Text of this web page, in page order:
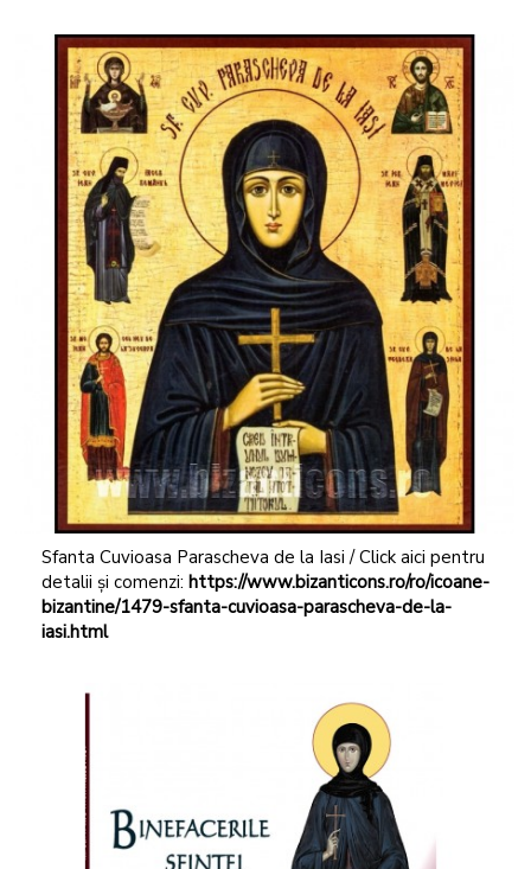
Sfanta Cuvioasa Parascheva de la Iasi / Click aici pentru
detalii și comenzi: https://www.bizanticons.ro/ro/icoane-
bizantine/1479-sfanta-cuvioasa-parascheva-de-la-
iasi.html